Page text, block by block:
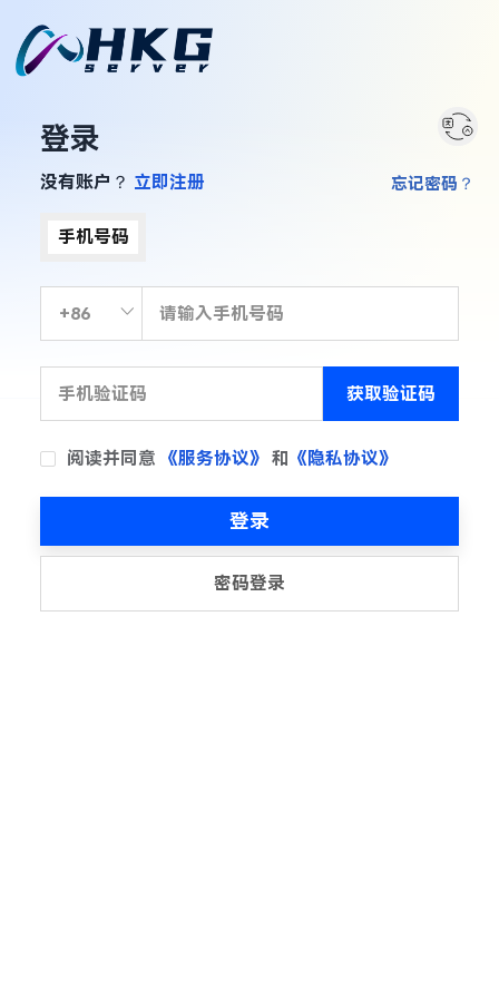
登录
没有账户？ 立即注册
手机号码
获取验证码
阅读并同意 《服务协议》 和 《隐私协议》
忘记密码？
登录
密码登录